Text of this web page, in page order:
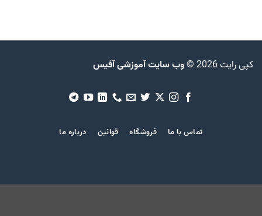
وب سایت آموزشی آفیس
فروشگاه قوانین درباره ما